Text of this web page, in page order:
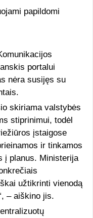
papildomi
portalui
nėra susijęs su
skiriama valstybės
stiprinimui, todėl
įstaigose
ir tinkamos
į planus. Ministerija
užtikrinti vienodą
– aiškino jis.